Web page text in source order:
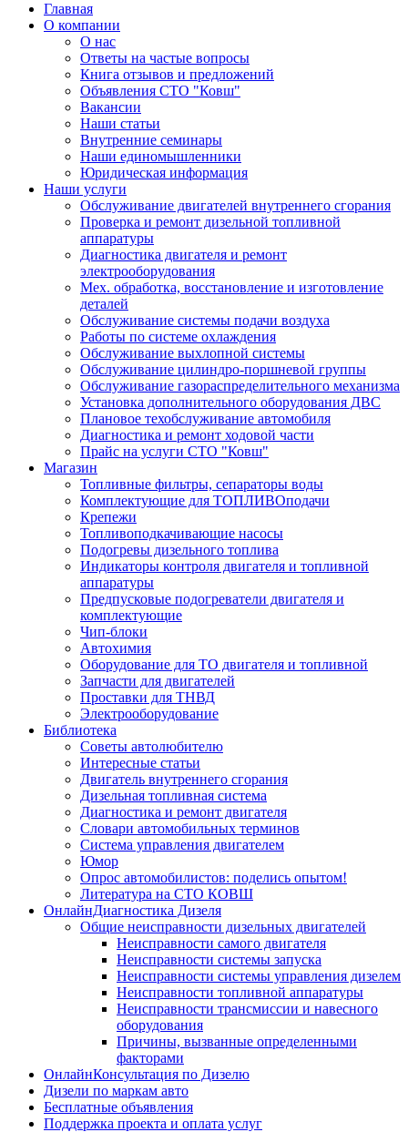
Главная
О компании
О нас
Ответы на частые вопросы
Книга отзывов и предложений
Объявления СТО "Ковш"
Вакансии
Наши статьи
Внутренние семинары
Наши единомышленники
Юридическая информация
Наши услуги
Обслуживание двигателей внутреннего сгорания
Проверка и ремонт дизельной топливной
аппаратуры
Диагностика двигателя и ремонт
электрооборудования
Мех. обработка, восстановление и изготовление
деталей
Обслуживание системы подачи воздуха
Работы по системе охлаждения
Обслуживание выхлопной системы
Обслуживание цилиндро-поршневой группы
Обслуживание газораспределительного механизма
Установка дополнительного оборудования ДВС
Плановое техобслуживание автомобиля
Диагностика и ремонт ходовой части
Прайс на услуги СТО "Ковш"
Магазин
Топливные фильтры, сепараторы воды
Комплектующие для ТОПЛИВОподачи
Крепежи
Топливоподкачивающие насосы
Подогревы дизельного топлива
Индикаторы контроля двигателя и топливной
аппаратуры
Предпусковые подогреватели двигателя и
комплектующие
Чип-блоки
Автохимия
Оборудование для ТО двигателя и топливной
Запчасти для двигателей
Проставки для ТНВД
Электрооборудование
Библиотека
Советы автолюбителю
Интересные статьи
Двигатель внутреннего сгорания
Дизельная топливная система
Диагностика и ремонт двигателя
Словари автомобильных терминов
Система управления двигателем
Юмор
Опрос автомобилистов: поделись опытом!
Литература на СТО КОВШ
ОнлайнДиагностика Дизеля
Общие неисправности дизельных двигателей
Неисправности самого двигателя
Неисправности системы запуска
Неисправности системы управления дизелем
Неисправности топливной аппаратуры
Неисправности трансмиссии и навесного
оборудования
Причины, вызванные определенными
факторами
ОнлайнКонсультация по Дизелю
Дизели по маркам авто
Бесплатные объявления
Поддержка проекта и оплата услуг